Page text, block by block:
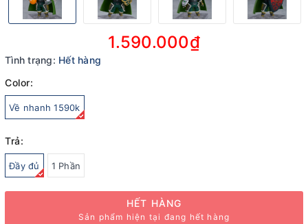
1.590.000₫
Tình trạng: Hết hàng
Color:
Về nhanh 1590k
Trả:
Đầy đủ 1 Phần
HẾT HÀNG
Sản phẩm hiện tại đang hết hàng